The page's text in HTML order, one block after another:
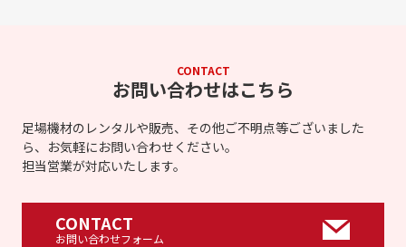
CONTACT
お問い合わせはこちら
足場機材のレンタルや販売、その他ご不明点等ございました
ら、お気軽にお問い合わせください。
担当営業が対応いたします。
CONTACT
お問い合わせフォーム